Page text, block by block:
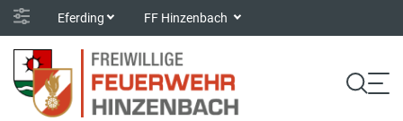
Eferding FF Hinzenbach